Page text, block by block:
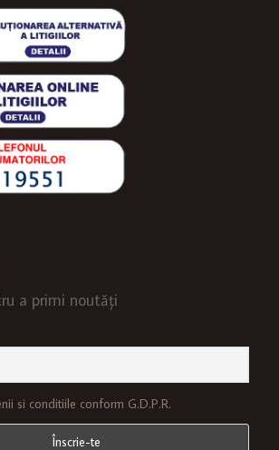
a primi noutăți
si conditiile conform G.D.P.R.